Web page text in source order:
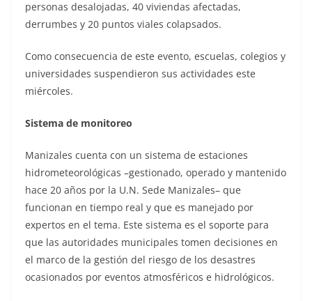
personas desalojadas, 40 viviendas afectadas,
derrumbes y 20 puntos viales colapsados.
Como consecuencia de este evento, escuelas, colegios y
universidades suspendieron sus actividades este
miércoles.
Sistema de monitoreo
Manizales cuenta con un sistema de estaciones
hidrometeorológicas –gestionado, operado y mantenido
hace 20 años por la U.N. Sede Manizales– que
funcionan en tiempo real y que es manejado por
expertos en el tema. Este sistema es el soporte para
que las autoridades municipales tomen decisiones en
el marco de la gestión del riesgo de los desastres
ocasionados por eventos atmosféricos e hidrológicos.